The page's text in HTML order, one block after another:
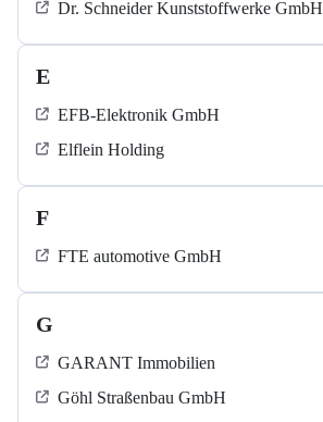
Dr. Schneider Kunststoffwerke GmbH
E
EFB-Elektronik GmbH
Elflein Holding
F
FTE automotive GmbH
G
GARANT Immobilien
Göhl Straßenbau GmbH